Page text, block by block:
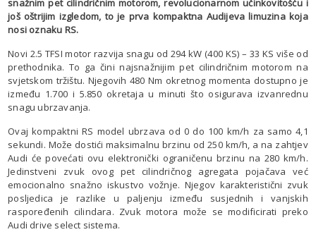
još oštrijim izgledom, to je prva kompaktna Audijeva limuzina koja
nosi oznaku RS.
Novi 2.5 TFSI motor razvija snagu od 294 kW (400 KS) – 33 KS više od
prethodnika. To ga čini najsnažnijim pet cilindričnim motorom na
svjetskom tržištu. Njegovih 480 Nm okretnog momenta dostupno je
između 1.700 i 5.850 okretaja u minuti što osigurava izvanrednu
snagu ubrzavanja.
Ovaj kompaktni RS model ubrzava od 0 do 100 km/h za samo 4,1
sekundi. Može dostići maksimalnu brzinu od 250 km/h, a na zahtjev
Audi će povećati ovu elektronički ograničenu brzinu na 280 km/h.
Jedinstveni zvuk ovog pet cilindričnog agregata pojačava već
emocionalno snažno iskustvo vožnje. Njegov karakteristični zvuk
posljedica je razlike u paljenju između susjednih i vanjskih
raspoređenih cilindara. Zvuk motora može se modificirati preko
Audi drive select sistema.